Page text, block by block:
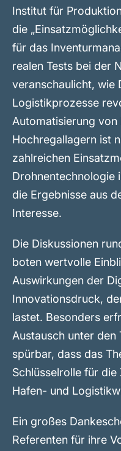
Institut für
die
für das
realen Tests bei der
veranschaulicht, wie
Logistikprozesse
Automatisierung von
Hochregallagern ist
zahlreichen
Drohnentechnologie
die Ergebnisse aus
Interesse.
Die Diskussionen
boten wertvolle
Auswirkungen der
Innovationsdruck,
lastet. Besonders
Austausch unter den
spürbar, dass das
Schlüsselrolle für
Hafen- und
Ein großes
Referenten für ihre